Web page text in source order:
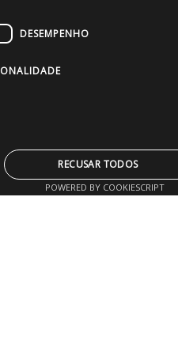
DESEMPENHO
RECUSAR TODOS
POWERED BY COOKIESCRIPT